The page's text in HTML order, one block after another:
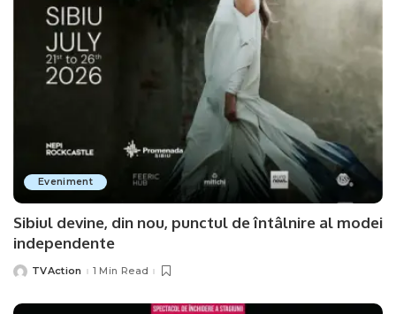
Eveniment
Sibiul devine, din nou, punctul de întâlnire al modei
independente
PostedTVAction 1 Min Read